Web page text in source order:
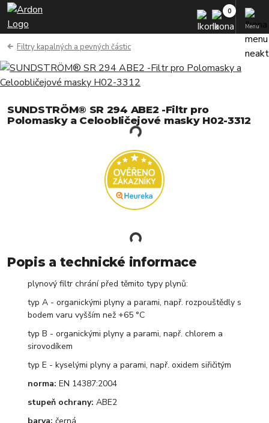
Menu
Filtry kapalných a pevných částic
SUNDSTRÖM® SR 294 ABE2 -Filtr pro
Polomasky a Celoobličejové masky H02-3312
Popis a technické informace
plynový filtr chrání před těmito typy plynů:
typ A - organickými plyny a parami, např. rozpouštědly s
bodem varu vyšším než +65 °C
typ B - organickými plyny a parami, např. chlorem a
sirovodíkem
typ E - kyselými plyny a parami, např. oxidem siřičitým
norma: EN 14387:2004
stupeň ochrany: ABE2